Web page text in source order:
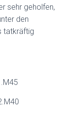
sehr geholfen,
den
tatkräftig